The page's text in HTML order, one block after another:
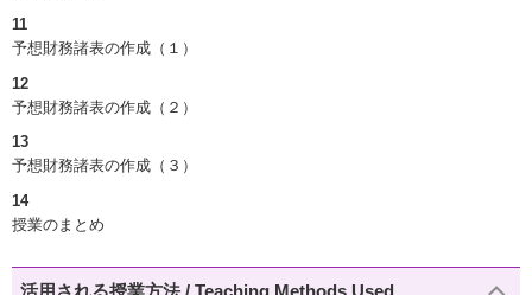
11
予想財務諸表の作成（１）
12
予想財務諸表の作成（２）
13
予想財務諸表の作成（３）
14
授業のまとめ
活用される授業方法 / Teaching Methods Used